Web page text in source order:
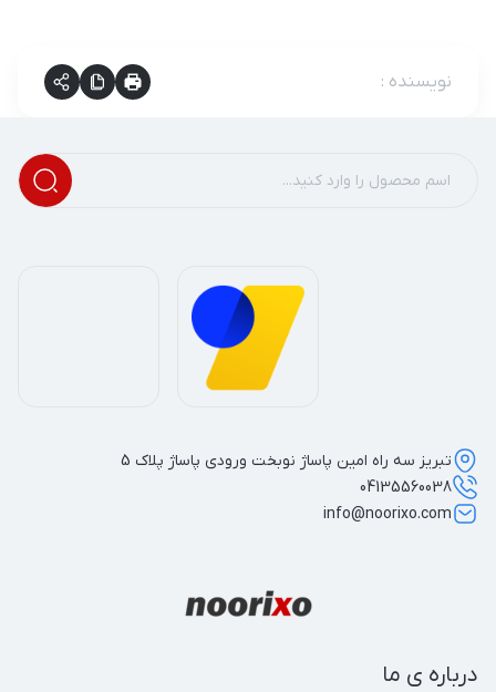
نویسنده :
درباره ی ما
تبریز سه راه امین پاساژ نوبخت ورودی پاساژ پلاک 5
04135560038
info@noorixo.com